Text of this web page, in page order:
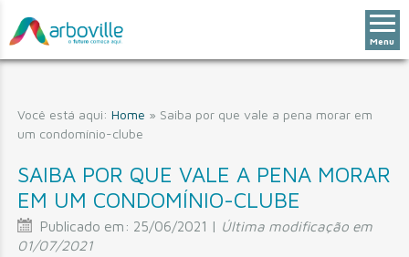
Menu
Você está aqui:Home » Saiba por que vale a pena morar em
um condomínio-clube
SAIBA POR QUE VALE A PENA MORAR
EM UM CONDOMÍNIO-CLUBE
Publicado em: 25/06/2021 | Última modificação em
01/07/2021